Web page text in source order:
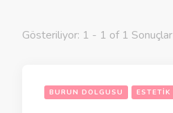
Gösteriliyor: 1 - 1 of 1 Sonuçlar
BURUN DOLGUSU ESTETIK